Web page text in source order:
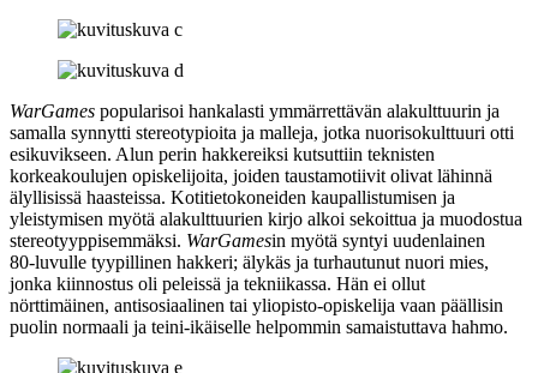
WarGames popularisoi hankalasti ymmärrettävän alakulttuurin ja
samalla synnytti stereotypioita ja malleja, jotka nuorisokulttuuri otti
esikuvikseen. Alun perin hakkereiksi kutsuttiin teknisten
korkeakoulujen opiskelijoita, joiden taustamotiivit olivat lähinnä
älyllisissä haasteissa. Kotitietokoneiden kaupallistumisen ja
yleistymisen myötä alakulttuurien kirjo alkoi sekoittua ja muodostua
stereotyyppisemmäksi. WarGamesin myötä syntyi uudenlainen
80‑luvulle tyypillinen hakkeri; älykäs ja turhautunut nuori mies,
jonka kiinnostus oli peleissä ja tekniikassa. Hän ei ollut
nörttimäinen, antisosiaalinen tai yliopisto-opiskelija vaan päällisin
puolin normaali ja teini-ikäiselle helpommin samaistuttava hahmo.